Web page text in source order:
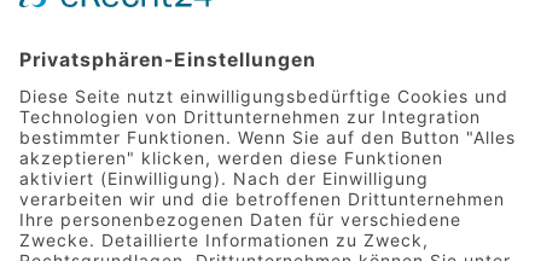
Anpassungen und Modifikationen:
Projektentwicklung können Änderungen an den
technischen Zeichnungen notwendig werden,
zum Beispiel aufgrund von bautechnischen
Anforderungen oder Änderungswünschen des
Auftraggebers/der Auftraggeberin.
Bauzeichner:innen aktualisieren die